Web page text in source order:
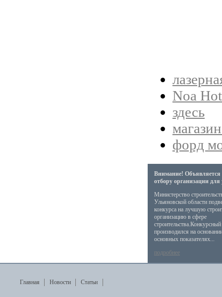
Noa
здесь
форд
Внимание! Объявляется
отбору организации для
Министерство
Ульяновской области
конкурса на лучшую
организацию в сфере
производился на
основных показателях...
подробнее
Главная Новости Статьи